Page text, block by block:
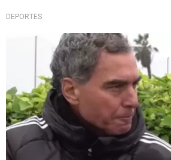
DEPORTES